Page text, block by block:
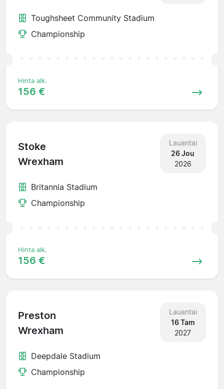
Toughsheet Community Stadium
Championship
Hinta alk.
156 €
Stoke
Wrexham
Lauantai
26 Jou
2026
Britannia Stadium
Championship
Hinta alk.
156 €
Preston
Wrexham
Lauantai
16 Tam
2027
Deepdale Stadium
Championship